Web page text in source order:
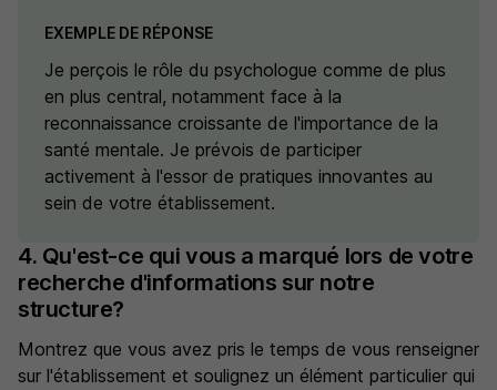
EXEMPLE DE RÉPONSE
Je perçois le rôle du psychologue comme de plus
en plus central, notamment face à la
reconnaissance croissante de l'importance de la
santé mentale. Je prévois de participer
activement à l'essor de pratiques innovantes au
sein de votre établissement.
4. Qu'est-ce qui vous a marqué lors de votre
recherche d'informations sur notre
structure?
Montrez que vous avez pris le temps de vous renseigner
sur l'établissement et soulignez un élément particulier qui